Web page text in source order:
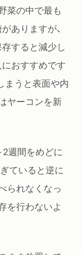
菜の中で最も
ありますが、
すると減少し
おすすめです
まうと表面や内
ヤーコンを新
2週間をめどに
ていると逆に
られなくなっ
を行わないよ